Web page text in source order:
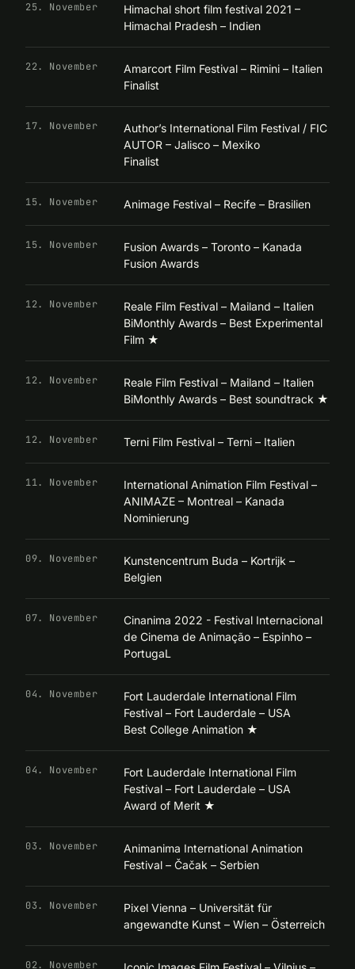
25. November
Himachal short film festival 2021 –
Himachal Pradesh – Indien
22. November
Amarcort Film Festival – Rimini – Italien
Finalist
17. November
Author’s International Film Festival / FIC
AUTOR – Jalisco – Mexiko
Finalist
15. November Animage Festival – Recife – Brasilien
15. November
Fusion Awards – Toronto – Kanada
Fusion Awards
12. November
Reale Film Festival – Mailand – Italien
BiMonthly Awards – Best Experimental
Film ★
12. November
Reale Film Festival – Mailand – Italien
BiMonthly Awards – Best soundtrack ★
12. November Terni Film Festival – Terni – Italien
11. November
International Animation Film Festival –
ANIMAZE – Montreal – Kanada
Nominierung
09. November
Kunstencentrum Buda – Kortrijk –
Belgien
07. November
Cinanima 2022 - Festival Internacional
de Cinema de Animação – Espinho –
PortugaL
04. November
Fort Lauderdale International Film
Festival – Fort Lauderdale – USA
Best College Animation ★
04. November
Fort Lauderdale International Film
Festival – Fort Lauderdale – USA
Award of Merit ★
03. November
Animanima International Animation
Festival – Čačak – Serbien
03. November
Pixel Vienna – Universität für
angewandte Kunst – Wien – Österreich
02. November